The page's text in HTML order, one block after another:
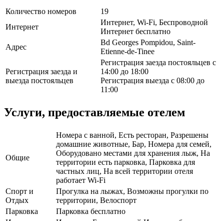
Количество номеров
19
Интернет
Интернет, Wi-Fi, Беспроводной
Интернет бесплатно
Адрес
Bd Georges Pompidou, Saint-
Etienne-de-Tinee
Регистрация заезда и
выезда постояльцев
Регистрация заезда постояльцев с
14:00 до 18:00
Регистрация выезда с 08:00 до
11:00
Услуги, предоставляемые отелем
Общие
Номера с ванной, Есть ресторан, Разрешены
домашние животные, Бар, Номера для семей,
Оборудовано местами для хранения лыж, На
территории есть парковка, Парковка для
частных лиц, На всей территории отеля
работает Wi-Fi
Спорт и
Отдых
Прогулка на лыжах, Возможны прогулки по
территории, Велоспорт
Парковка
Парковка бесплатно